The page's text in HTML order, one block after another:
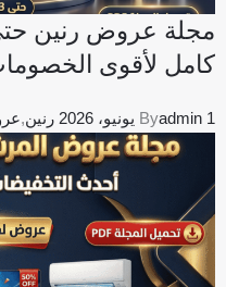
كامل لأقوى
Byadmin 1 يونيو، 2026 رنين,